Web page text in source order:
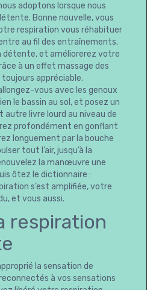
adoptons lorsque nous
Bonne nouvelle, vous
respiration vous réhabituer
au fil des entraînements.
détente, et améliorerez votre
à un effet massage des
appréciable.
vous avec les genoux
le bassin au sol, et posez un
livre lourd au niveau de
profondément en gonflant
longuement par la bouche
tout l’air, jusqu’à la
la manœuvre une
ôtez le dictionnaire :
s’est amplifiée, votre
et vous aussi.
respiration
la sensation de
à vos sensations